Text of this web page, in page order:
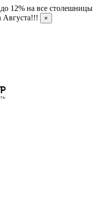
12% на все столешницы
Августа!!!
×